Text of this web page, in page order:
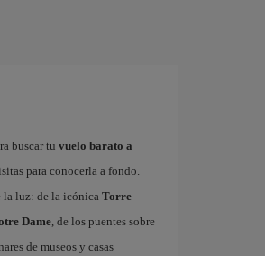
buscar tu vuelo barato a
para conocerla a fondo.
la luz: de la icónicaTorre
Dame, de los puentes sobre
de museos y casas